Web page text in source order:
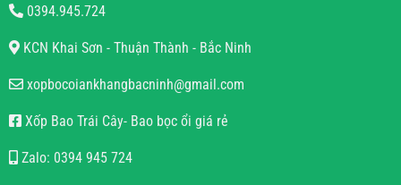
0394.945.724
KCN Khai Sơn - Thuận Thành - Bắc Ninh
xopbocoiankhangbacninh@gmail.com
Xốp Bao Trái Cây- Bao bọc ổi giá rẻ
Zalo: 0394 945 724